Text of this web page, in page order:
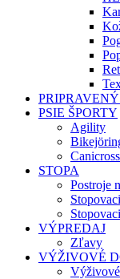
PSIE ŠPORTY
Agility
Canicross
STOPA
Postroje
VÝPREDAJ
Zľavy
VÝŽIVOVÉ